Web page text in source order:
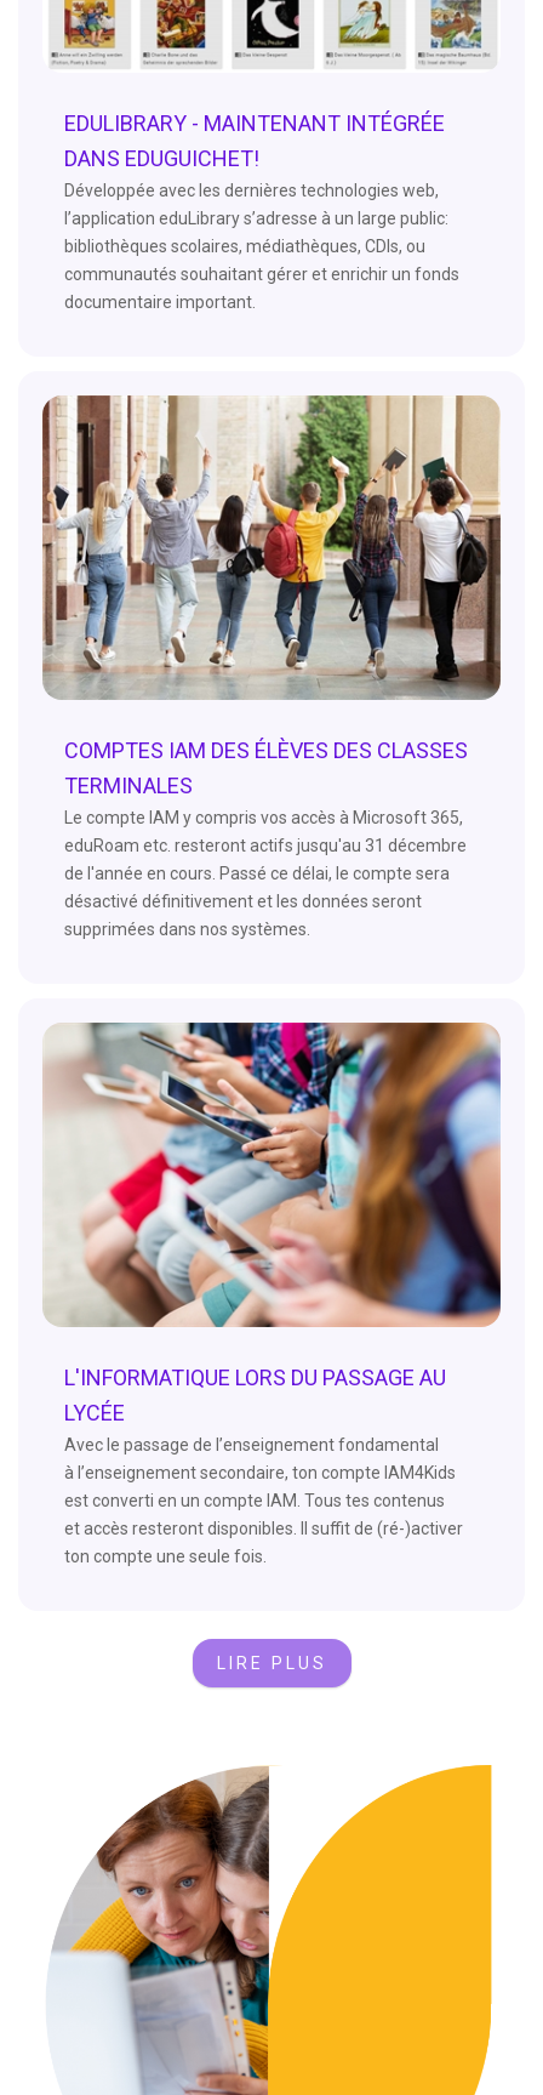
EDULIBRARY - MAINTENANT INTÉGRÉE
DANS EDUGUICHET!
Développée avec les dernières technologies web,
l’application eduLibrary s’adresse à un large public:
bibliothèques scolaires, médiathèques, CDIs, ou
communautés souhaitant gérer et enrichir un fonds
documentaire important.
COMPTES IAM DES ÉLÈVES DES CLASSES
TERMINALES
Le compte IAM y compris vos accès à Microsoft 365,
eduRoam etc. resteront actifs jusqu'au 31 décembre
de l'année en cours. Passé ce délai, le compte sera
désactivé définitivement et les données seront
supprimées dans nos systèmes.
L'INFORMATIQUE LORS DU PASSAGE AU
LYCÉE
Avec le passage de l’enseignement fondamental
à l’enseignement secondaire, ton compte IAM4Kids
est converti en un compte IAM. Tous tes contenus
et accès resteront disponibles. Il suffit de (ré-)activer
ton compte une seule fois.
LIRE PLUS